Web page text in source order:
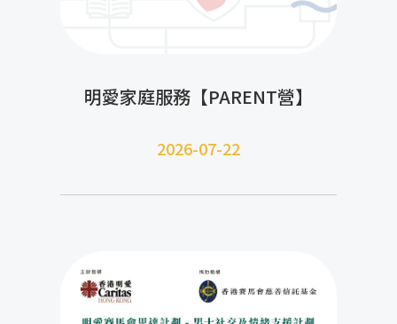
明愛家庭服務【PARENT營】
2026-07-22